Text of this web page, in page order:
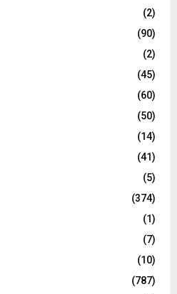
(2)
(90)
(2)
(45)
(60)
(50)
(14)
(41)
(5)
(374)
(1)
(7)
(10)
(787)